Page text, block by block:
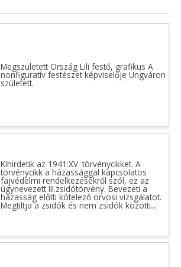
Megszületett Ország Lili festő, grafikus A
nonfiguratív festészet képviselője Ungváron
született.
Kihirdetik az 1941:XV. törvénycikket. A
törvénycikk a házassággal kapcsolatos
fajvédelmi rendelkezésekről szól, ez az
úgynevezett III.zsidótörvény. Bevezeti a
házasság előtti kötelező orvosi vizsgálatot.
Megtiltja a zsidók és nem zsidók közötti...